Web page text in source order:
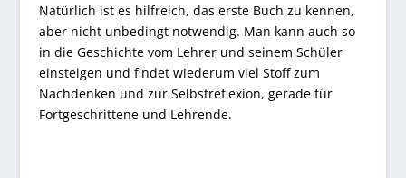
Natürlich ist es hilfreich, das erste Buch zu kennen,
aber nicht unbedingt notwendig. Man kann auch so
in die Geschichte vom Lehrer und seinem Schüler
einsteigen und findet wiederum viel Stoff zum
Nachdenken und zur Selbstreflexion, gerade für
Fortgeschrittene und Lehrende.